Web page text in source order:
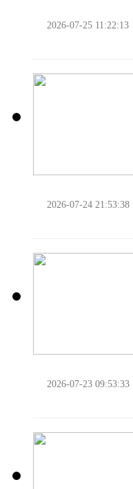
2026-07-25 11:22:13
2026-07-24 21:53:38
2026-07-23 09:53:33